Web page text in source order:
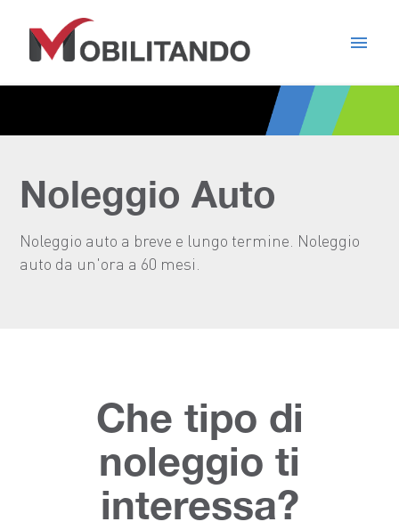
menu
Noleggio Auto
Noleggio auto a breve e lungo termine. Noleggio
auto da un'ora a 60 mesi.
Che tipo di
noleggio ti
interessa?